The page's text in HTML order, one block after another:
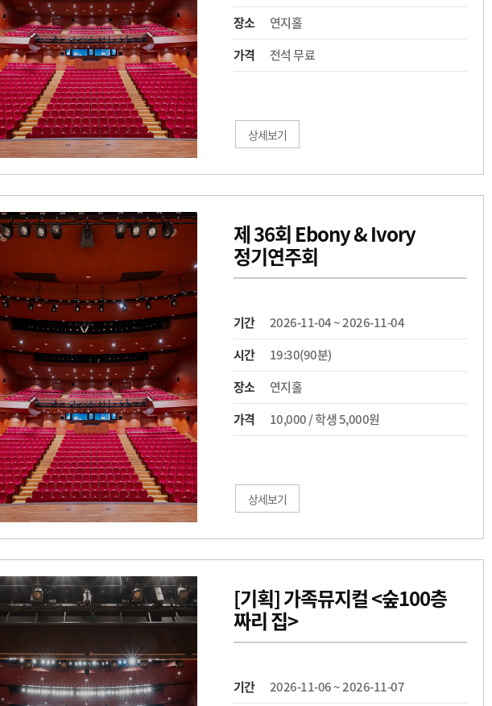
장소
연지홀
가격
전석 무료
상세보기
제 36회 Ebony & Ivory
정기연주회
기간
2026-11-04 ~ 2026-11-04
시간
19:30(90분)
장소
연지홀
가격
10,000 / 학생 5,000원
상세보기
[기획] 가족뮤지컬 <숲100층
짜리 집>
기간
2026-11-06 ~ 2026-11-07